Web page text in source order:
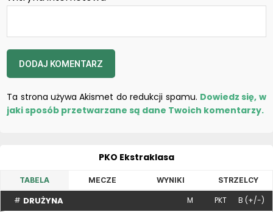
Ta strona używa Akismet do redukcji spamu. Dowiedz się, w
jaki sposób przetwarzane są dane Twoich komentarzy.
PKO Ekstraklasa
TABELA MECZE WYNIKI STRZELCY
# DRUŻYNA M PKT B (+/-)